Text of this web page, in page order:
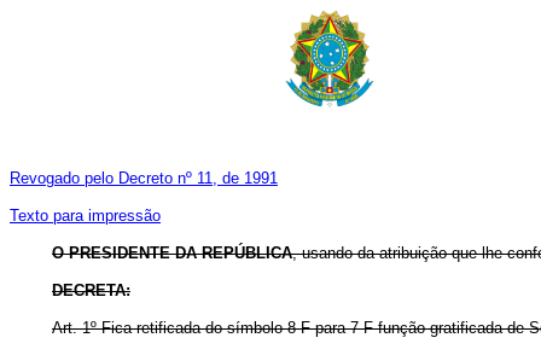
Revogado pelo Decreto nº 11, de 1991
Texto para impressão
O PRESIDENTE DA REPÚBLICA, usando da atribuição que lhe
DECRETA:
Art. 1º Fica retificada do símbolo 8-F para 7-F função gratificada de